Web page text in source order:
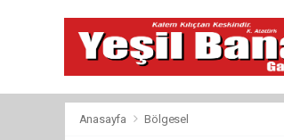
Anasayfa Bölgesel